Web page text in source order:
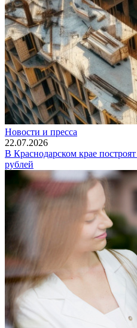
Новости и пресса
22.07.2026
В Краснодарском крае
рублей